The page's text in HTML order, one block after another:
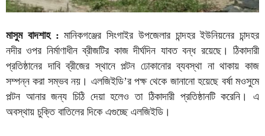
মাসুম বাদশাহ : মানিকগঞ্জের সিংগাইর উপজেলার চান্দহর ইউনিয়নের চান্দহর
নদীর ওপর নির্মাণাধীন ব্রীজটির কাজ দীর্ঘদিন যাবত বন্ধ রয়েছে। ঠিকাদারী
প্রতিষ্ঠানের দাবি ব্রীজের স্থানে পল্টন ঢোকানোর ব্যবস্থা না থাকায় কাজ
সম্পন্ন করা সম্ভব নয়। এলজিইডি’র পক্ষ থেকে জানানো হয়েছে বর্ষা মওসুমে
পল্টন আনার জন্য চিঠি দেয়া হলেও তা ঠিকাদারী প্রতিষ্ঠানটি করেনি। এ
অবস্থায় চুক্তি বাতিলের দিকে এগুচ্ছে এলজিইডি।